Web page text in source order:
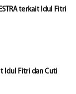
terkait Idul Fitri
Idul Fitri dan Cuti